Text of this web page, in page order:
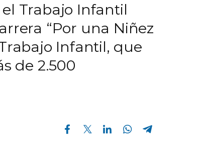
Trabajo Infantil
“Por una Niñez
Infantil, que
de 2.500
Compartir en Facebook Compartir en Twitter Compartir en Linkedin Compartir en Whatsapp